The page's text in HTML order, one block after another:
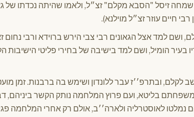
שמחה זיסל "הסבא מקלם" זצ״ל, ולאמו שהיתה נכדתו של
חיים עוזר זצ״ל מוילנא).
ושם למד אצל הגאונים רבי צבי הירש ברוידא ורבי
בעיר הומיל, ושם למד בישיבה של בחירי פליטי הישיבות
ובתרפ׳׳ז עבר ללונדון ושימש בה ברבנות. זמן
משפחתם בליטא, ועם פרוץ המלחמה נותק הקשר ביניהם,
נמלטו לאוסטרליה ולארה׳׳ב, אולם רק אחרי המלחמה